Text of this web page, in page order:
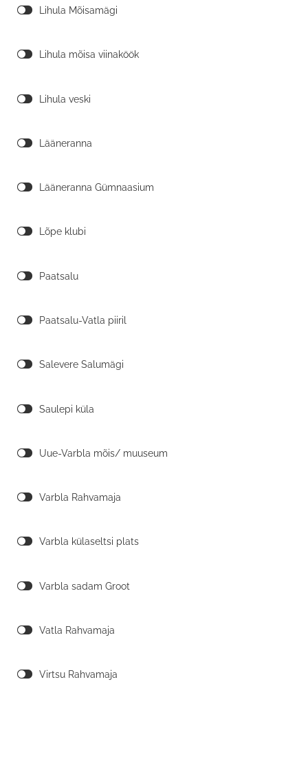
Lihula Mõisamägi
Lihula mõisa viinaköök
Lihula veski
Lääneranna
Lääneranna Gümnaasium
Lõpe klubi
Paatsalu
Paatsalu-Vatla piiril
Salevere Salumägi
Saulepi küla
Uue-Varbla mõis/ muuseum
Varbla Rahvamaja
Varbla külaseltsi plats
Varbla sadam Groot
Vatla Rahvamaja
Virtsu Rahvamaja